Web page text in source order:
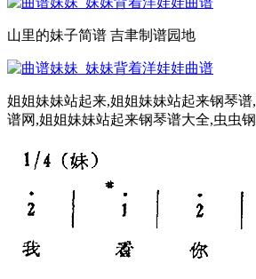
山里的妹子简谱 吉聿制谱园地
姐姐妹妹站起来,姐姐妹妹站起来钢琴
谱网,姐姐妹妹站起来钢琴谱大全,虫虫